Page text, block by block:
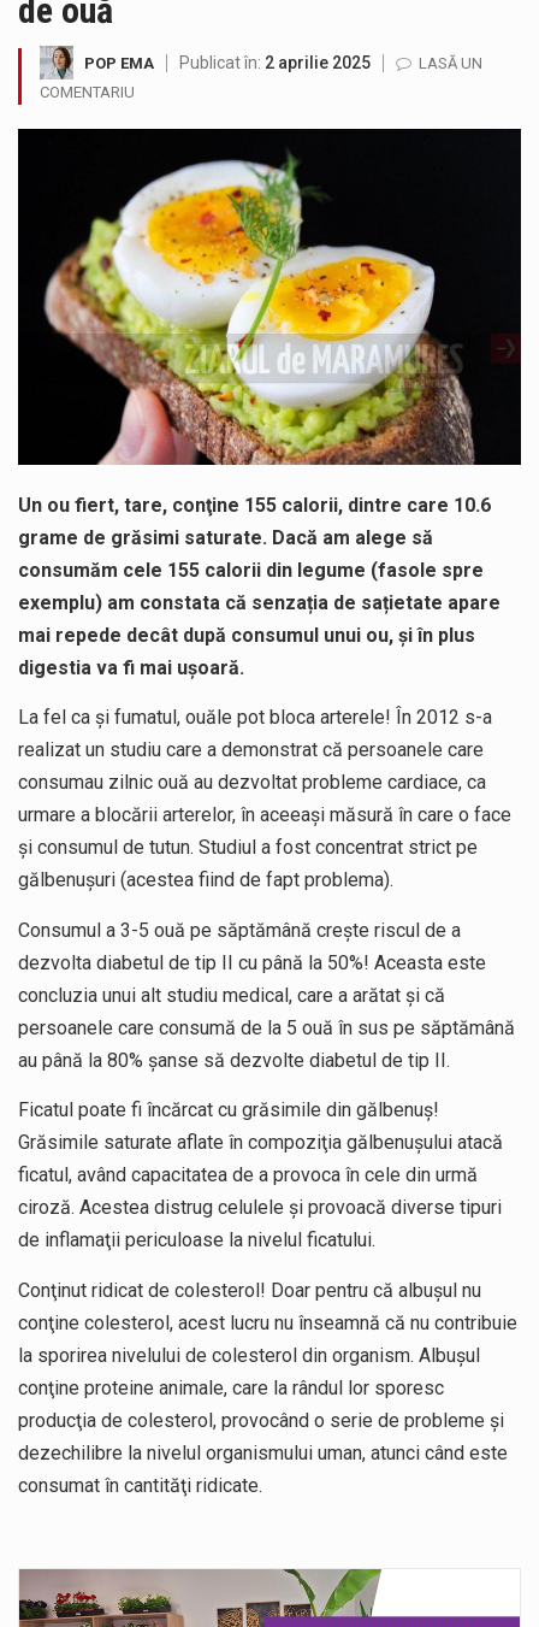
de ouă
POP EMA Publicat în: 2 aprilie 2025
LASĂ UN
COMENTARIU
Un ou fiert, tare, conţine 155 calorii, dintre care 10.6
grame de grăsimi saturate. Dacă am alege să
consumăm cele 155 calorii din legume (fasole spre
exemplu) am constata că senzația de sațietate apare
mai repede decât după consumul unui ou, și în plus
digestia va fi mai ușoară.
La fel ca și fumatul, ouăle pot bloca arterele! În 2012 s-a
realizat un studiu care a demonstrat că persoanele care
consumau zilnic ouă au dezvoltat probleme cardiace, ca
urmare a blocării arterelor, în aceeaşi măsură în care o face
şi consumul de tutun. Studiul a fost concentrat strict pe
gălbenuşuri (acestea fiind de fapt problema).
Consumul a 3-5 ouă pe săptămână crește riscul de a
dezvolta diabetul de tip II cu până la 50%! Aceasta este
concluzia unui alt studiu medical, care a arătat și că
persoanele care consumă de la 5 ouă în sus pe săptămână
au până la 80% şanse să dezvolte diabetul de tip II.
Ficatul poate fi încărcat cu grăsimile din gălbenuş!
Grăsimile saturate aflate în compoziţia gălbenuşului atacă
ficatul, având capacitatea de a provoca în cele din urmă
ciroză. Acestea distrug celulele şi provoacă diverse tipuri
de inflamaţii periculoase la nivelul ficatului.
Conţinut ridicat de colesterol! Doar pentru că albuşul nu
conţine colesterol, acest lucru nu înseamnă că nu contribuie
la sporirea nivelului de colesterol din organism. Albuşul
conţine proteine animale, care la rândul lor sporesc
producţia de colesterol, provocând o serie de probleme şi
dezechilibre la nivelul organismului uman, atunci când este
consumat în cantităţi ridicate.